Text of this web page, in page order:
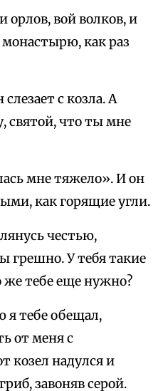
вой волков, и
как раз
с козла. А
святой, что ты мне
мне тяжело». И он
как горящие угли.
честью,
грешно. У тебя такие
же тебе еще нужно?
я тебе обещал,
от меня с
козел надулся и
завоняв серой.